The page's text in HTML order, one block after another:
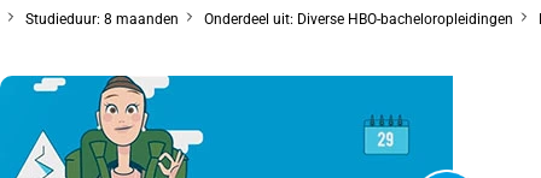
Studieduur: 8 maanden Onderdeel uit: Diverse HBO-bacheloropleidingen